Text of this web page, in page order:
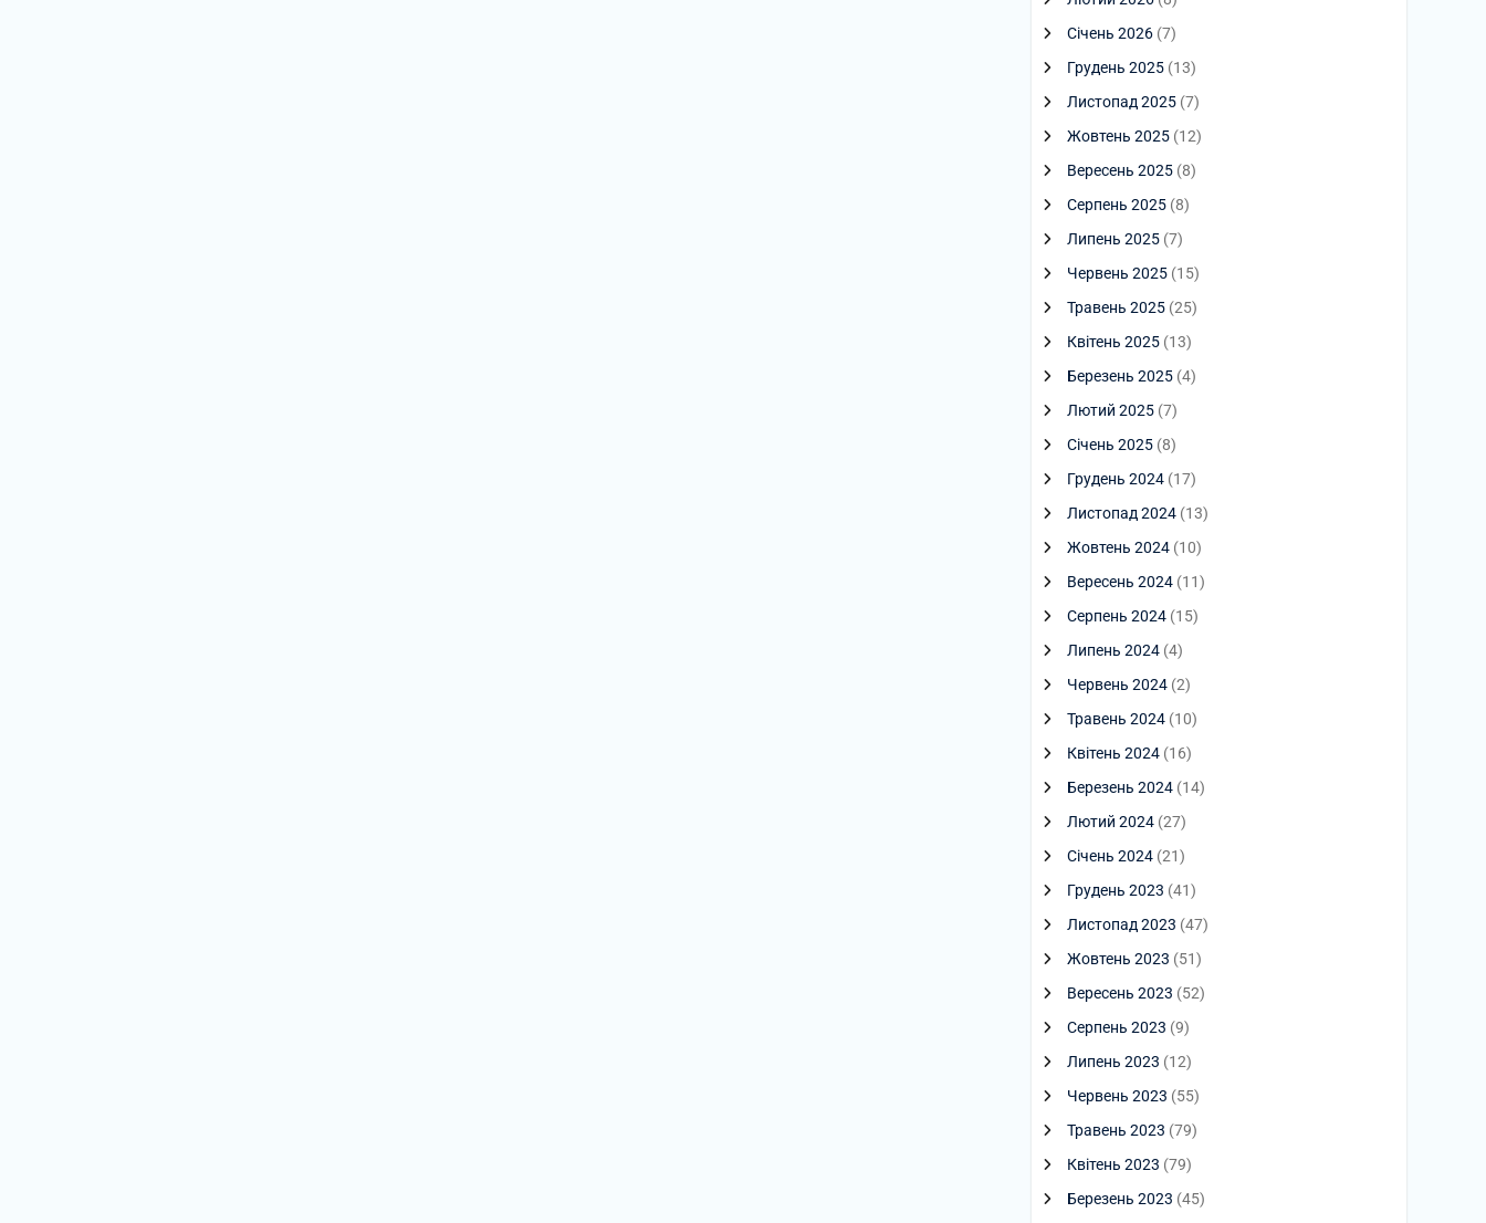
Січень 2026 (7)
Грудень 2025 (13)
Листопад 2025 (7)
Жовтень 2025 (12)
Вересень 2025 (8)
Серпень 2025 (8)
Липень 2025 (7)
Червень 2025 (15)
Травень 2025 (25)
Квітень 2025 (13)
Березень 2025 (4)
Лютий 2025 (7)
Січень 2025 (8)
Грудень 2024 (17)
Листопад 2024 (13)
Жовтень 2024 (10)
Вересень 2024 (11)
Серпень 2024 (15)
Липень 2024 (4)
Червень 2024 (2)
Травень 2024 (10)
Квітень 2024 (16)
Березень 2024 (14)
Лютий 2024 (27)
Січень 2024 (21)
Грудень 2023 (41)
Листопад 2023 (47)
Жовтень 2023 (51)
Вересень 2023 (52)
Серпень 2023 (9)
Липень 2023 (12)
Червень 2023 (55)
Травень 2023 (79)
Квітень 2023 (79)
Березень 2023 (45)